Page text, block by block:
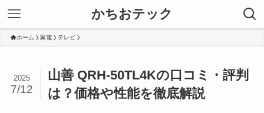
かちおテック
ホーム 家電 テレビ
山善 QRH-50TL4Kの口コミ・評判
は？価格や性能を徹底解説
2025
7/12